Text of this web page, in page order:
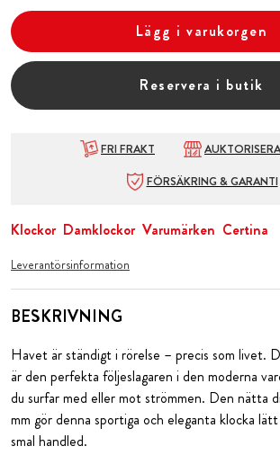
Lägg i varukorgen
Reservera i butik
FRI FRAKT
FÖRSÄKRING & GARANTI
Klockor Damklockor Varumärken Certina
Leverantörsinformation
BESKRIVNING
Havet är ständigt i rörelse – precis som livet.
är den perfekta följeslagaren i den moderna
du surfar med eller mot strömmen. Den nätta
mm gör denna sportiga och eleganta klocka
smal handled.